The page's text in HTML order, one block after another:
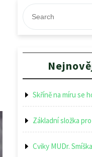
Skříně na míru se
Základní složka
Cviky MUDr.